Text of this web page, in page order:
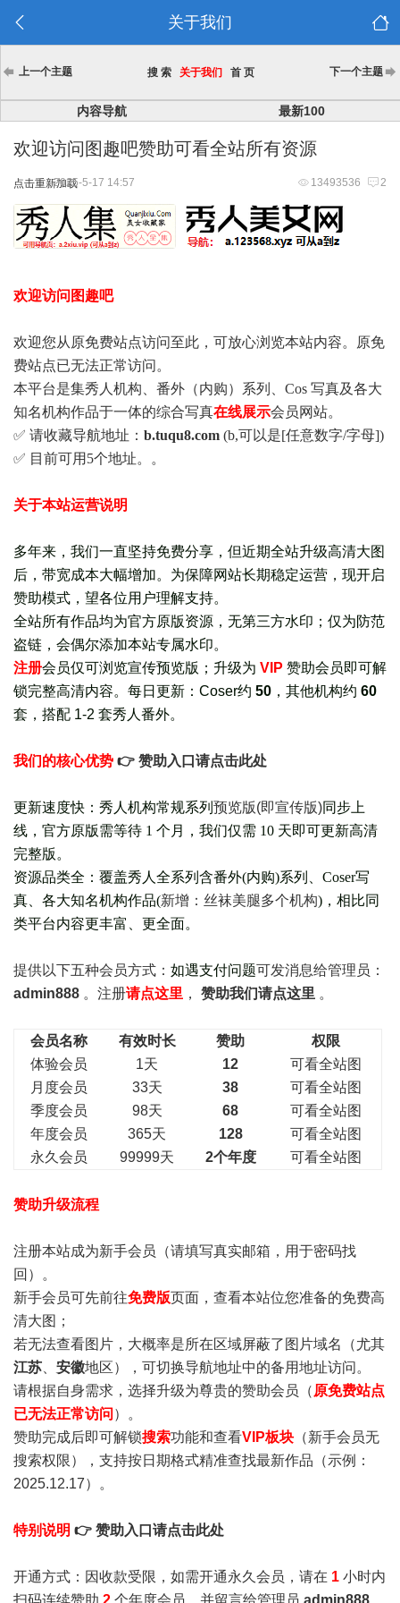
关于我们
上一个主题 搜 索 关于我们 首 页 下一个主题
内容导航 最新100
欢迎访问图趣吧赞助可看全站所有资源
点击重新加载 13493536 2
2025-5-17 14:57
欢迎访问图趣吧
欢迎您从原免费站点访问至此，可放心浏览本站内容。原免
费站点已无法正常访问。
本平台是集秀人机构、番外（内购）系列、Cos 写真及各大
知名机构作品于一体的综合写真在线展示会员网站。
✅ 请收藏导航地址： b.tuqu8.com (b,可以是[任意数字/字母])
✅ 目前可用5个地址。。
关于本站运营说明
多年来，我们一直坚持免费分享，但近期全站升级高清大图
后，带宽成本大幅增加。为保障网站长期稳定运营，现开启
赞助模式，望各位用户理解支持。
全站所有作品均为官方原版资源，无第三方水印；仅为防范
盗链，会偶尔添加本站专属水印。
注册会员仅可浏览宣传预览版 ； 升级为 VIP 赞助会员即可解
锁完整高清内容。每日更新： Coser约 50 ，其他机构约 60
套， 搭配 1-2 套秀人番外。
我们的核心优势 👉 赞助入口请点击此处
更新速度快：秀人机构常规系列 预览版(即宣传版)同步上
线，官方原版需等待 1 个月，我们仅需 10 天即可更新高清
完整版。
资源品类全：覆盖秀人全系列含番外(内购)系列、Coser写
真、各大知名机构作品(新增：丝袜美腿多个机构)，相比同
类平台内容更丰富、更全面。
提供以下五种会员方式： 如遇支付问题可发消息给管理员：
admin888 。注册请点这里 ， 赞助我们请点这里 。
会员名称 有效时长 赞助
权限
体验会员
1天 12
可看全站图
月度会员
33天 38
可看全站图
季度会员
98天 68
可看全站图
年度会员
365天 128
可看全站图
永久会员
99999天 2个年度 可看全站图
赞助升级流程
注册本站成为新手会员 （请填写真实邮箱，用于密码找
回）。
新手会员可先前往免费版页面，查看本站位您准备的免费高
清大图；
若无法查看图片，大概率是所在区域屏蔽了图片域名（尤其
江苏
安徽地区），可切换导航地址中的备用地址访问。
请根据自身需求，选择升级为尊贵的赞助会员（ 原免费站点
已无法正常访问 ）。
赞助完成后即可解锁搜索功能和查看VIP板块 （新手会员无
搜索权限），支持按日期格式精准查找最新作品（示例：
2025.12.17）。
特别说明 👉 赞助入口请点击此处
开通方式：因收款受限，如需开通永久会员，请在 1 小时内
扫码连续赞助 2 个年度会员，并留言给管理员 admin888